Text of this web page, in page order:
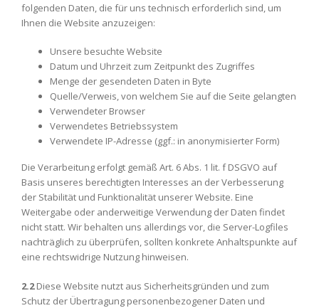
folgenden Daten, die für uns technisch erforderlich sind, um
Ihnen die Website anzuzeigen:
Unsere besuchte Website
Datum und Uhrzeit zum Zeitpunkt des Zugriffes
Menge der gesendeten Daten in Byte
Quelle/Verweis, von welchem Sie auf die Seite gelangten
Verwendeter Browser
Verwendetes Betriebssystem
Verwendete IP-Adresse (ggf.: in anonymisierter Form)
Die Verarbeitung erfolgt gemäß Art. 6 Abs. 1 lit. f DSGVO auf
Basis unseres berechtigten Interesses an der Verbesserung
der Stabilität und Funktionalität unserer Website. Eine
Weitergabe oder anderweitige Verwendung der Daten findet
nicht statt. Wir behalten uns allerdings vor, die Server-Logfiles
nachträglich zu überprüfen, sollten konkrete Anhaltspunkte auf
eine rechtswidrige Nutzung hinweisen.
2.2Diese Website nutzt aus Sicherheitsgründen und zum
Schutz der Übertragung personenbezogener Daten und